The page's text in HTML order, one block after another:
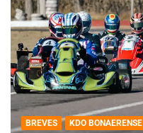
BREVES KDO BONAERENSE